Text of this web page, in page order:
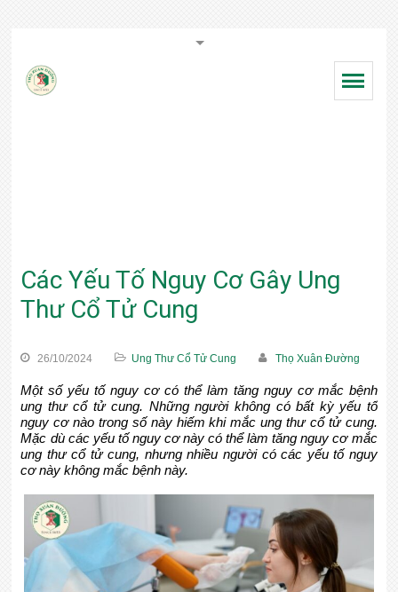
THÔNG TIN BỆNH UNG THƯ
CÁC LOẠI UNG THƯ
CHỮA UNG THƯ BẰNG NAM Y
LIÊN HỆ
FACEBOOK
YOUTUBE
NHÀ THUỐC THỌ XUÂN ĐƯỜNG
Các Yếu Tố Nguy Cơ Gây Ung
Thư Cổ Tử Cung
26/10/2024 Ung Thư Cổ Tử Cung Thọ Xuân Đường
Một số yếu tố nguy cơ có thể làm tăng nguy cơ mắc bệnh
ung thư cổ tử cung. Những người không có bất kỳ yếu tố
nguy cơ nào trong số này hiếm khi mắc ung thư cổ tử cung.
Mặc dù các yếu tố nguy cơ này có thể làm tăng nguy cơ mắc
ung thư cổ tử cung, nhưng nhiều người có các yếu tố nguy
cơ này không mắc bệnh này.